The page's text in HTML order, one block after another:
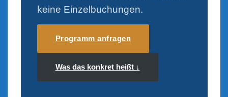
keine Einzelbuchungen.
Programm anfragen
Was das konkret heißt ↓